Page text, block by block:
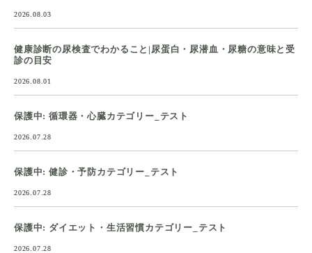
2026.08.03
健康診断の尿検査でわかること|尿蛋白・尿潜血・尿糖の意味と受
診の目安
2026.08.01
保護中: 循環器・心臓カテゴリー_テスト
2026.07.28
保護中: 健診・予防カテゴリー_テスト
2026.07.28
保護中: ダイエット・生活習慣カテゴリー_テスト
2026.07.28